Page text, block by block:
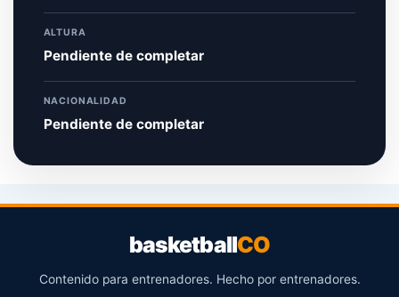
ALTURA
Pendiente de completar
NACIONALIDAD
Pendiente de completar
basketballCO
Contenido para entrenadores. Hecho por entrenadores.